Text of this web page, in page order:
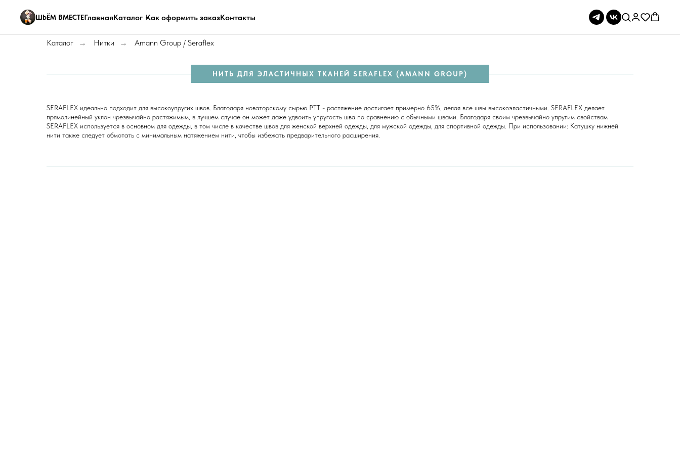
ШЬЁМ ВМЕСТЕГлавнаяКаталог Как оформить заказКонтакты
Каталог → Нитки → Amann Group / Seraflex
НИТЬ ДЛЯ ЭЛАСТИЧНЫХ ТКАНЕЙ SERAFLEX (AMANN GROUP)
SERAFLEX идеально подходит для высокоупругих швов. Благодаря новаторскому сырью PTT - растяжение достигает примерно 65%, делая все швы высокоэластичными. SERAFLEX делает
прямолинейный уклон чрезвычайно растяжимым, в лучшем случае он может даже удвоить упругость шва по сравнению с обычными швами. Благодаря своим чрезвычайно упругим свойствам
SERAFLEX используется в основном для одежды, в том числе в качестве швов для женской верхней одежды, для мужской одежды, для спортивной одежды. При использовании: Катушку нижней
нити также следует обмотать с минимальным натяжением нити, чтобы избежать предварительного расширения.